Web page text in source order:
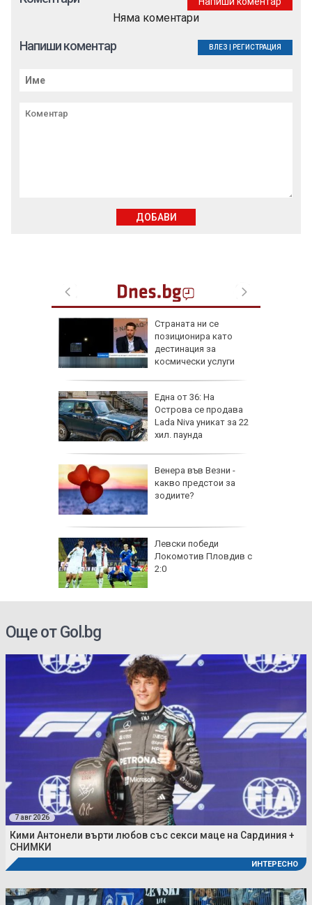
Страната ни се
позиционира като
дестинация за
космически услуги
Една от 36: На
Острова се продава
Lada Niva уникат за 22
хил. паунда
Венера във Везни -
какво предстои за
зодиите?
Левски победи
Локомотив Пловдив с
2:0
Няма коментари
Напиши коментар ВЛЕЗ РЕГИСТРАЦИЯ
ДОБАВИ
Още от Gol.bg
7 авг 2026
Кими Антонели върти любов със секси маце на Сардиния +
СНИМКИ
ИНТЕРЕСНО